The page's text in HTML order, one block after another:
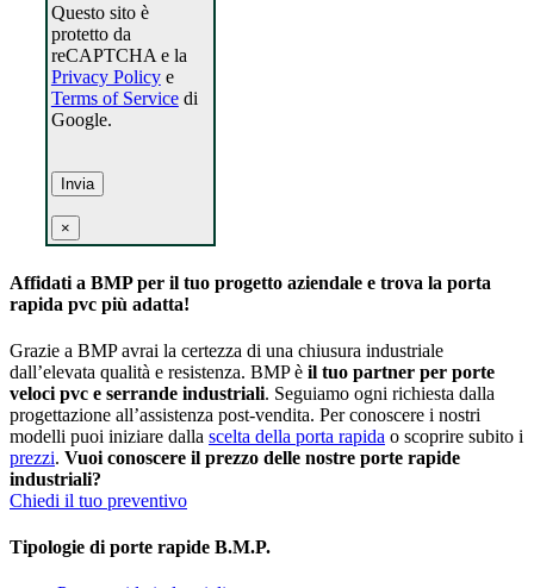
Questo sito è
protetto da
reCAPTCHA e la
Privacy Policye
Terms of Servicedi
Google.
×
Affidati a BMP per il tuo progetto aziendale e trova la porta
rapida pvc più adatta!
Grazie a BMP avrai la certezza di una chiusura industriale
dall’elevata qualità e resistenza. BMP è il tuo partner per porte
veloci pvc e serrande industriali. Seguiamo ogni richiesta dalla
progettazione all’assistenza post-vendita. Per conoscere i nostri
modelli puoi iniziare dalla scelta della porta rapida o scoprire subito i
prezzi. Vuoi conoscere il prezzo delle nostre porte rapide
industriali?
Chiedi il tuo preventivo
Tipologie di porte rapide B.M.P.